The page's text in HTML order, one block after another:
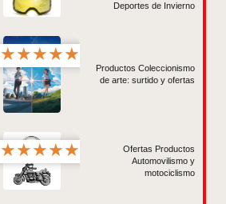
Deportes de Invierno
★★★★★
Productos Coleccionismo
de arte: surtido y ofertas
★★★★★
Ofertas Productos
Automovilismo y
motociclismo